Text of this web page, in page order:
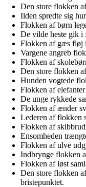
Den store flokken
Ilden spredte sig
Flokken af børn
De vilde heste gik i
Flokken af gæs fløj
Vargene angreb
Flokken af
Den store flokken
Hunden vogtede
Flokken af
De unge rykkede
Flokken af ænder
Lederen af flokken
Flokken af
Ensomheden
Flokken af ulve
Indbrynge flokken
Flokken af løst
Den store flokken
bristepunktet.